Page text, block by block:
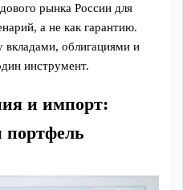
рынка России для
а не как гарантию.
облигациями и
инструмент.
и импорт: